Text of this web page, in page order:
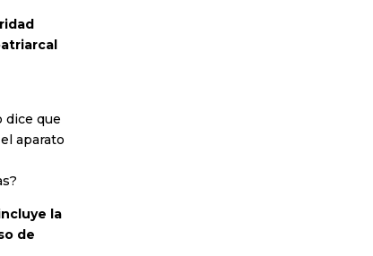
dice que
aparato
la
de